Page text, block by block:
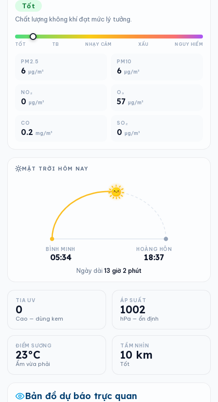
Tốt
Chất lượng không khí đạt mức lý tưởng.
TỐT TB NHẠY CẢM XẤU NGUY HIỂM
PM2.5
6 µg/m³
PM10
6 µg/m³
NO₂
0 µg/m³
O₃
57 µg/m³
CO
0.2 mg/m³
SO₂
0 µg/m³
MẶT TRỜI HÔM NAY
BÌNH MINH
05:34
HOÀNG HÔN
18:37
Ngày dài 13 giờ 2 phút
TIA UV
0
Cao — dùng kem
ÁP SUẤT
1002
hPa — ổn định
ĐIỂM SƯƠNG
23°C
Ẩm vừa phải
TẦM NHÌN
10 km
Tốt
Bản đồ dự báo trực quan